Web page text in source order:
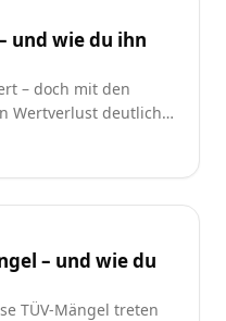
und wie du ihn
– doch mit den
Wertverlust deutlich
besonders
– und wie du
TÜV-Mängel treten